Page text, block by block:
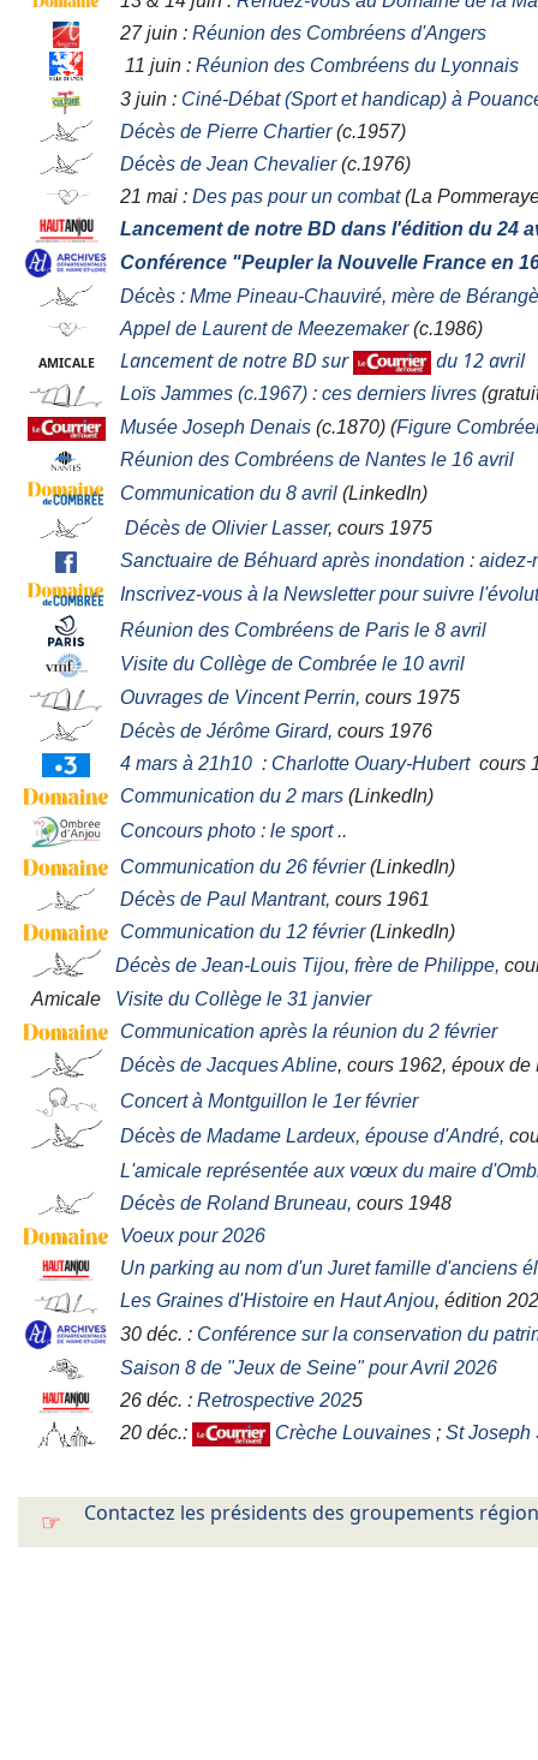
27 juin : Réunion des Combréens d'Angers
11 juin : Réunion des Combréens du Lyonnais
3 juin : Ciné-Débat (Sport et handicap) à
Décès de Pierre Chartier(c.1957)
Décès de Jean Chevalier(c.1976)
21 mai : Des pas pour un combat(La
Lancement de notre BD dans l'édition du 24
Conférence "Peupler la Nouvelle France en
Décès : Mme Pineau-Chauviré, mère de
Appel de Laurent de Meezemaker(c.1986)
AMICALE Lancement de notre BD sur du 12 avril
Loïs Jammes (c.1967) : ces derniers livres
Musée Joseph Denais (c.1870) (Figure
Réunion des Combréens de Nantes le 16 avril
Communication du 8 avril (LinkedIn)
Décès de Olivier Lasser, cours 1975
Sanctuaire de Béhuard après inondation : aidez-
Inscrivez-vous à la Newsletter pour suivre
Réunion des Combréens de Paris le 8 avril
Visite du Collège de Combrée le 10 avril
Ouvrages de Vincent Perrin, cours 1975
Décès de Jérôme Girard, cours 1976
4 mars à 21h10 : Charlotte Ouary-Hubert cours
Communication du 2 mars (LinkedIn)
Concours photo : le sport ..
Communication du 26 février(LinkedIn)
Décès de Paul Mantrant, cours 1961
Communication du 12 février(LinkedIn)
Décès de Jean-Louis Tijou, frère de Philippe,
Amicale
Visite du Collège le 31 janvier
Communication après la réunion du 2 février
Décès de Jacques Abline, cours 1962, époux de
Concert à Montguillon le 1er février
Décès de Madame Lardeux, épouse d'André,
L'amicale représentée aux vœux du maire
Décès de Roland Bruneau, cours 1948
Voeux pour 2026
Un parking au nom d'un Juret famille d'anciens
Les Graines d'Histoire en Haut Anjou, édition
30 déc. : Conférence sur la conservation du
Saison 8 de "Jeux de Seine" pour Avril 2026
26 déc. : Retrospective 2025
20 déc.:
Crèche Louvaines ; St Joseph
☞ Contactez les présidents des groupements